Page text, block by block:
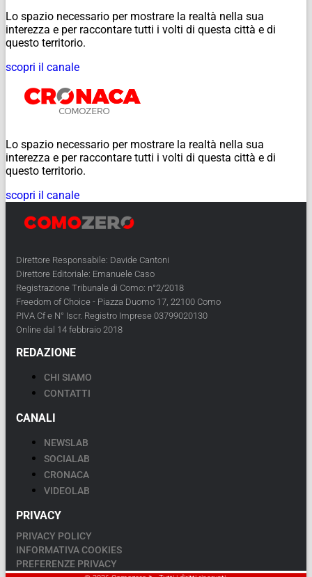
Lo spazio necessario per mostrare la realtà nella sua
interezza e per raccontare tutti i volti di questa città e di
questo territorio.
scopri il canale
Lo spazio necessario per mostrare la realtà nella sua
interezza e per raccontare tutti i volti di questa città e di
questo territorio.
scopri il canale
Direttore Responsabile: Davide Cantoni
Direttore Editoriale: Emanuele Caso
Registrazione Tribunale di Como: n°2/2018
Freedom of Choice - Piazza Duomo 17, 22100 Como
PIVA Cf e N° Iscr. Registro Imprese 03799020130
Online dal 14 febbraio 2018
REDAZIONE
CHI SIAMO
CONTATTI
CANALI
NEWSLAB
SOCIALAB
CRONACA
VIDEOLAB
PRIVACY
PRIVACY POLICY
INFORMATIVA COOKIES
PREFERENZE PRIVACY